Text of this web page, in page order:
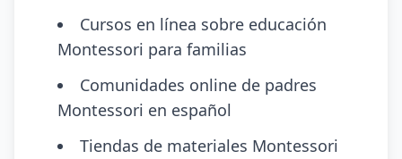
Cursos en línea sobre educación
Montessori para familias
Comunidades online de padres
Montessori en español
Tiendas de materiales Montessori